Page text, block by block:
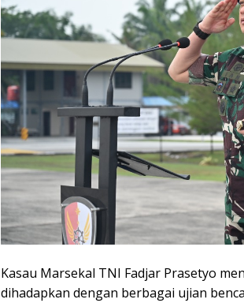
Kasau Marsekal TNI Fadjar Prasetyo
dihadapkan dengan berbagai ujian